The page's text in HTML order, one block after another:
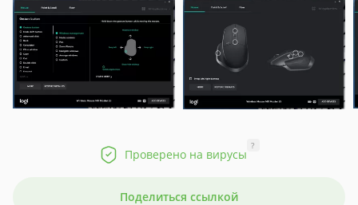
Проверено на вирусы
?
Поделиться ссылкой